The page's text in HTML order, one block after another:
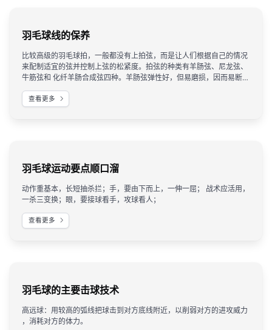
羽毛球线的保养
比较高级的羽毛球拍，一般都没有上拍弦，而是让人们根据自己的情况
来配制适宜的弦并控制上弦的松紧度。拍弦的种类有羊肠弦、尼龙弦、
牛筋弦和 化纤羊肠合成弦四种。羊肠弦弹性好，但易磨损，因而易断；
尼龙弦美观，但 弹性稍差，受气温的影响也较大，冬天发脆易断；牛筋
弦较结实，价格也低， 但弹性差。
查看更多
羽毛球运动要点顺口溜
动作重基本，长短抽杀拦；手，要由下而上，一伸一屈； 战术应活用，
一杀三变换；眼，要接球看手，攻球看人；
查看更多
羽毛球的主要击球技术
高远球：用较高的弧线把球击到对方底线附近，以削弱对方的进攻威力
，消耗对方的体力。